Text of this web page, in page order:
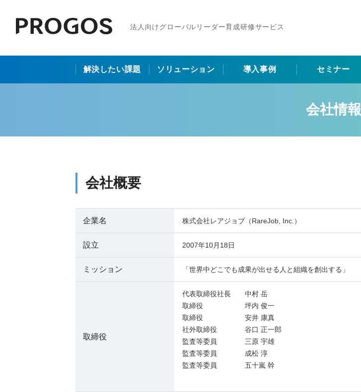
法人向けグローバルリーダー育成研修サービス
解決したい課題 ソリューション 導入事例 セミナー
会社情報
会社概要
企業名 株式会社レアジョブ（RareJob, Inc.）
設立 2007年10月18日
ミッション 「世界中どこでも成果が出せる人と組織を創出する」
取締役
代表取締役社長 中村 岳
取締役 坪内 俊一
取締役 安井 康真
社外取締役 谷口 正一郎
監査等委員 三原 宇雄
監査等委員 成松 淳
監査等委員 五十嵐 幹